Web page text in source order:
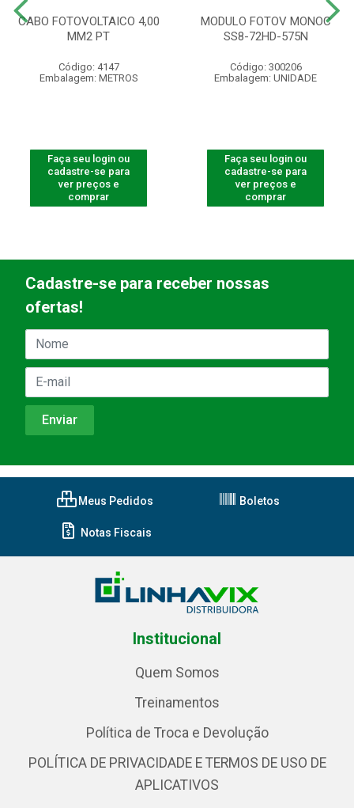
CABO FOTOVOLTAICO 4,00
MM2 PT
Código: 4147
Embalagem: METROS
Faça seu login ou
cadastre-se para
ver preços e
comprar
MODULO FOTOV MONOC
SS8-72HD-575N
Código: 300206
Embalagem: UNIDADE
Faça seu login ou
cadastre-se para
ver preços e
comprar
Cadastre-se para receber nossas
ofertas!
Meus Pedidos Boletos
Notas Fiscais
Institucional
Quem Somos
Treinamentos
Política de Troca e Devolução
POLÍTICA DE PRIVACIDADE E TERMOS DE USO DE
APLICATIVOS